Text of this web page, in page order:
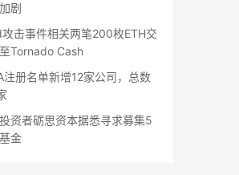
剧
击事件相关两笔200枚ETH交
Tornado Cash
注册名单新增12家公司，总数
资者砺思资本据悉寻求募集5
金